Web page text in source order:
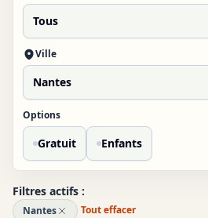
Tous
Ville
Nantes
Options
Gratuit Enfants
Filtres actifs :
Nantes Tout effacer